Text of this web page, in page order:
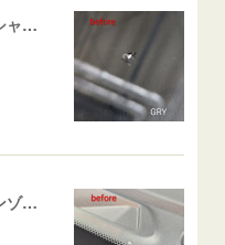
飛び石ひび割れ 施工例「パーシャル系・衝撃点範囲ハマカケ」エスティマ
飛び石ひび割れ 施工例「キケンゾーン範囲・ストレートブレイク」フェアレディＺ